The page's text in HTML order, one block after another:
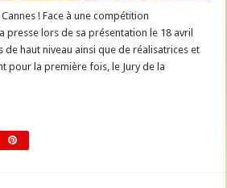
! Face à une compétition
presse lors de sa présentation le 18 avril
de haut niveau ainsi que de réalisatrices et
pour la première fois, le Jury de la